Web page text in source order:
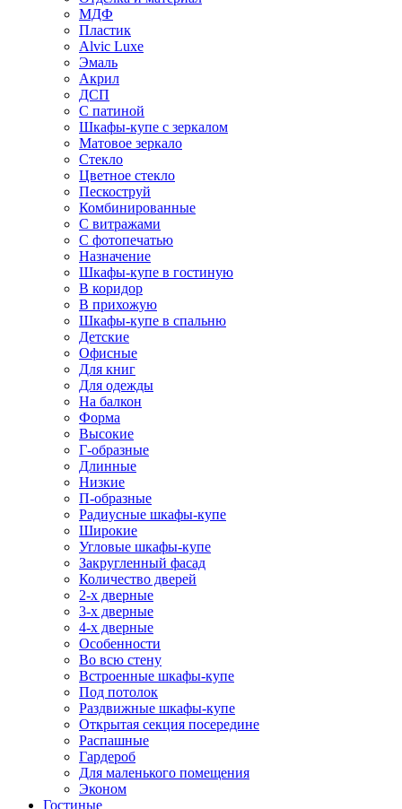
МДФ
Пластик
Alvic Luxe
Эмаль
Акрил
ДСП
С патиной
Шкафы-купе с зеркалом
Матовое зеркало
Стекло
Цветное стекло
Пескоструй
Комбинированные
С витражами
С фотопечатью
Назначение
Шкафы-купе в гостиную
В коридор
В прихожую
Шкафы-купе в спальню
Детские
Офисные
Для книг
Для одежды
На балкон
Форма
Высокие
Г-образные
Длинные
Низкие
П-образные
Радиусные шкафы-купе
Широкие
Угловые шкафы-купе
Закругленный фасад
Количество дверей
2-х дверные
3-х дверные
4-х дверные
Особенности
Во всю стену
Встроенные шкафы-купе
Под потолок
Раздвижные шкафы-купе
Открытая секция посередине
Распашные
Гардероб
Для маленького помещения
Эконом
Гостиные